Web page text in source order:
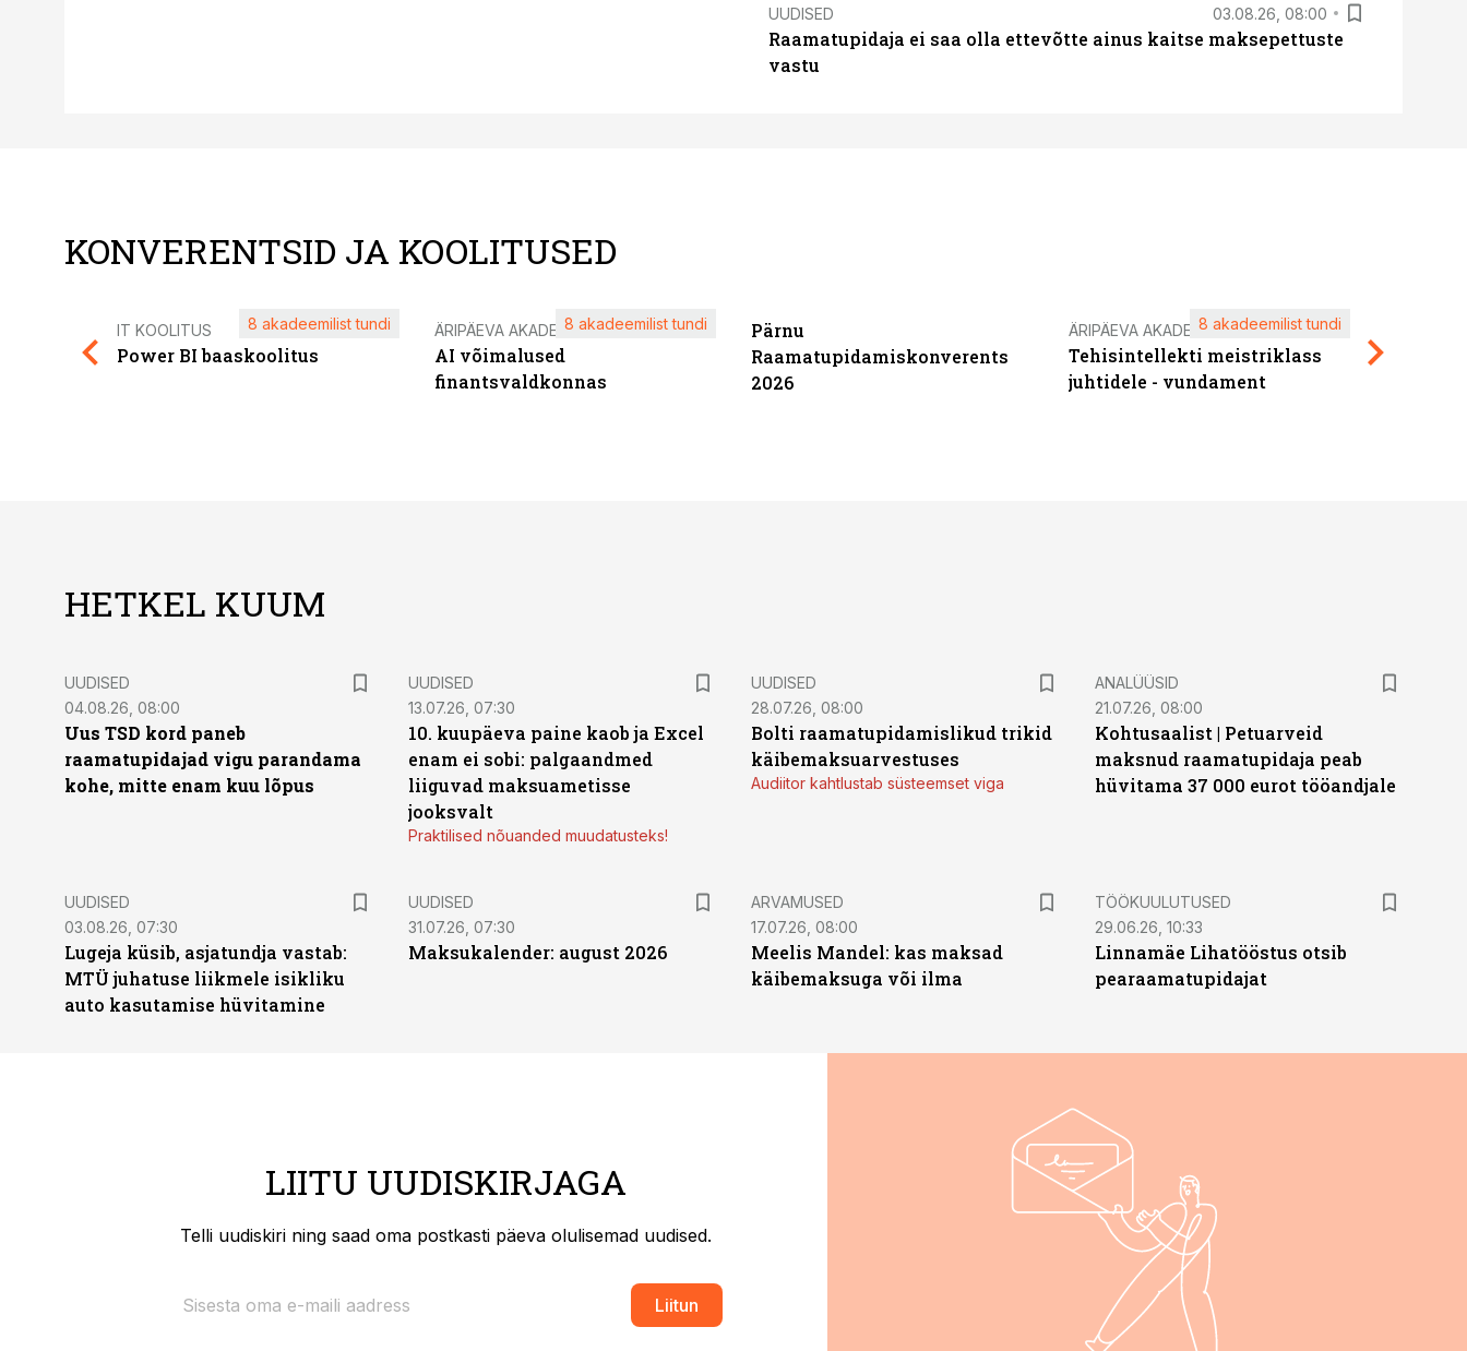
UUDISED 03.08.26, 08:00
Raamatupidaja ei saa olla ettevõtte ainus kaitse maksepettuste
vastu
KONVERENTSID JA KOOLITUSED
IT KOOLITUS
Power BI baaskoolitus
8 akadeemilist tundi ÄRIPÄEVA AKADEEMIA
AI võimalused
finantsvaldkonnas
8 akadeemilist tundi
Pärnu
Raamatupidamiskonverents
2026
ÄRIPÄEVA AKADEEMIA
Tehisintellekti meistriklass
juhtidele - vundament
8 akadeemilist tundi
HETKEL KUUM
UUDISED
04.08.26, 08:00
Uus TSD kord paneb
raamatupidajad vigu parandama
kohe, mitte enam kuu lõpus
UUDISED
13.07.26, 07:30
10. kuupäeva paine kaob ja Excel
enam ei sobi: palgaandmed
liiguvad maksuametisse
jooksvalt
Praktilised nõuanded muudatusteks!
UUDISED
28.07.26, 08:00
Bolti raamatupidamislikud trikid
käibemaksuarvestuses
Audiitor kahtlustab süsteemset viga
ANALÜÜSID
21.07.26, 08:00
Kohtusaalist | Petuarveid
maksnud raamatupidaja peab
hüvitama 37 000 eurot tööandjale
UUDISED
03.08.26, 07:30
Lugeja küsib, asjatundja vastab:
MTÜ juhatuse liikmele isikliku
auto kasutamise hüvitamine
UUDISED
31.07.26, 07:30
Maksukalender: august 2026
ARVAMUSED
17.07.26, 08:00
Meelis Mandel: kas maksad
käibemaksuga või ilma
ST
TÖÖKUULUTUSED
29.06.26, 10:33
Linnamäe Lihatööstus otsib
pearaamatupidajat
LIITU UUDISKIRJAGA
Telli uudiskiri ning saad oma postkasti päeva olulisemad uudised.
Liitun